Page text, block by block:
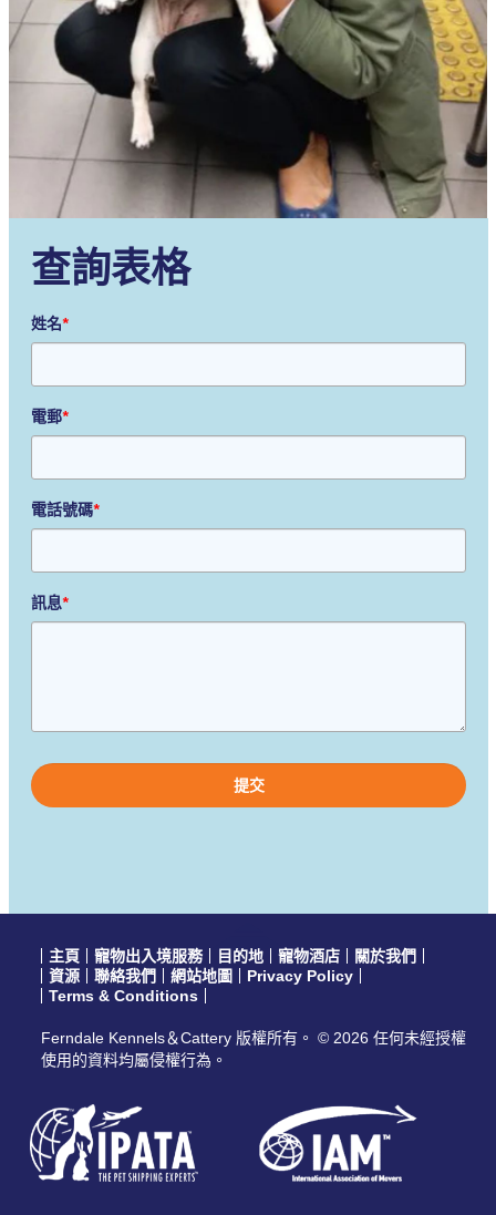
查詢表格
姓名*
電郵*
電話號碼*
訊息*
leave
this
field
主頁 寵物出入境服務 目的地 寵物酒店
關於我們
資源
聯絡我們 網站地圖
Privacy Policy
Terms & Conditions
Ferndale Kennels＆Cattery 版權所有。 © 2026 任何未經授權
使用的資料均屬侵權行為。